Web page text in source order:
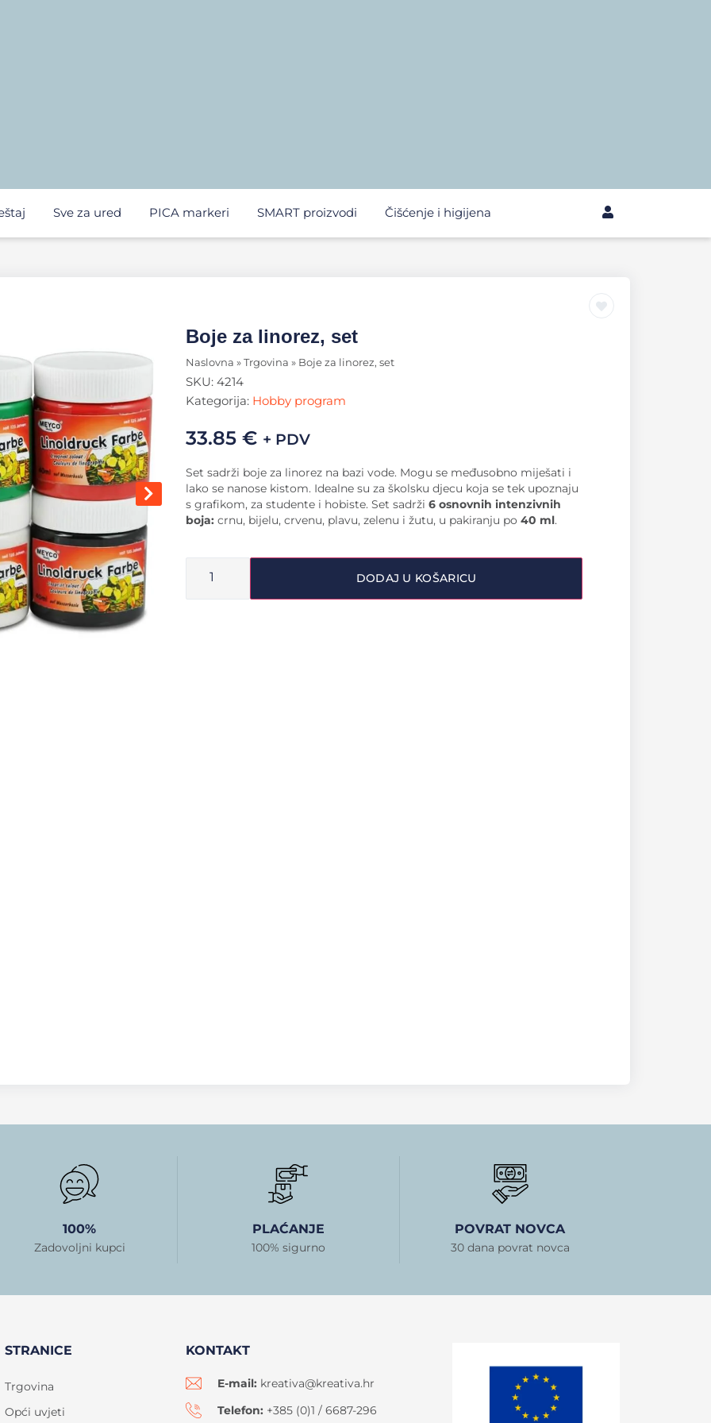
Sve za ured PICA markeri SMART proizvodi Čišćenje i higijena
Boje za linorez, set
Naslovna » Trgovina » Boje za linorez, set
SKU: 4214
Kategorija: Hobby program
33.85 € + PDV
Set sadrži boje za linorez na bazi vode. Mogu se međusobno miješati i
lako se nanose kistom. Idealne su za školsku djecu koja se tek upoznaju
s grafikom, za studente i hobiste. Set sadrži 6 osnovnih intenzivnih
boja: crnu, bijelu, crvenu, plavu, zelenu i žutu, u pakiranju po 40 ml.
DODAJ U KOŠARICU
100%
Zadovoljni kupci
PLAĆANJE
100% sigurno
POVRAT NOVCA
30 dana povrat novca
STRANICE
Trgovina
Opći uvjeti
KONTAKT
E-mail: kreativa@kreativa.hr
Telefon: +385 (0)1 / 6687-296